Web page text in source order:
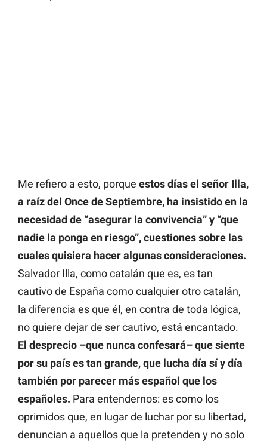
Me refiero a esto, porque estos días el señor Illa,
a raíz del Once de Septiembre, ha insistido en la
necesidad de “asegurar la convivencia” y “que
nadie la ponga en riesgo”, cuestiones sobre las
cuales quisiera hacer algunas consideraciones.
Salvador Illa, como catalán que es, es tan
cautivo de España como cualquier otro catalán,
la diferencia es que él, en contra de toda lógica,
no quiere dejar de ser cautivo, está encantado.
El desprecio –que nunca confesará– que siente
por su país es tan grande, que lucha día sí y día
también por parecer más español que los
españoles. Para entendernos: es como los
oprimidos que, en lugar de luchar por su libertad,
denuncian a aquellos que la pretenden y no solo